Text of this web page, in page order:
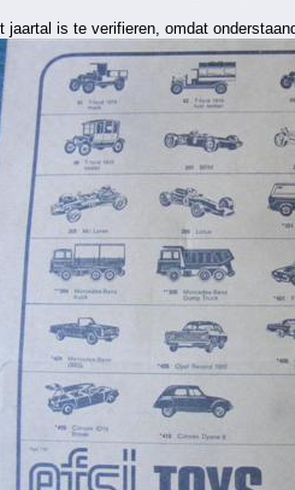
jaartal is te verifieren, omdat